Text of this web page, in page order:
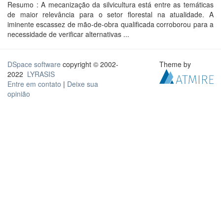
Resumo : A mecanização da silvicultura está entre as temáticas
de maior relevância para o setor florestal na atualidade. A
iminente escassez de mão-de-obra qualificada corroborou para a
necessidade de verificar alternativas ...
DSpace software copyright © 2002-
2022 LYRASIS
Entre em contato | Deixe sua
opinião
Theme by